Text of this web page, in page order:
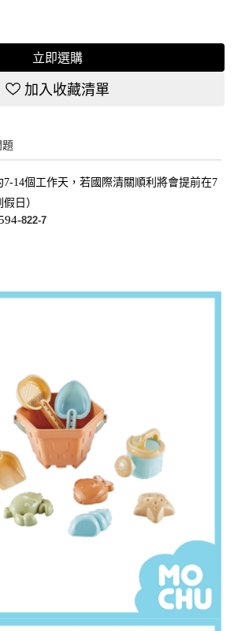
立即選購
加入收藏清單
題
7-14個工作天，若國際清關順利將會提前在7
日）
822-7